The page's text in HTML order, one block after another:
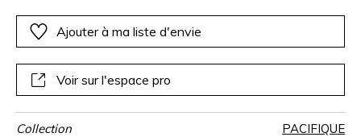
et dans un nuancier lumineux aux tonalités graphiques.
Ajouter à ma liste d'envie
Voir sur l'espace pro
Collection PACIFIQUE